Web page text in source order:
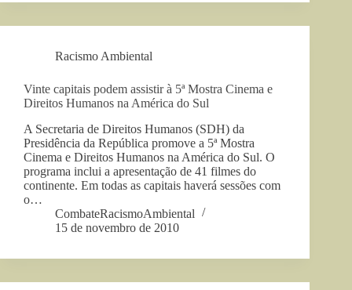
Racismo Ambiental
Vinte capitais podem assistir à 5ª Mostra Cinema e
Direitos Humanos na América do Sul
A Secretaria de Direitos Humanos (SDH) da
Presidência da República promove a 5ª Mostra
Cinema e Direitos Humanos na América do Sul. O
programa inclui a apresentação de 41 filmes do
continente. Em todas as capitais haverá sessões com
o…
CombateRacismoAmbiental
15 de novembro de 2010